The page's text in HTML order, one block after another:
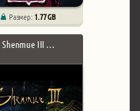
Размер: 1.77 GB
Shenmue III …